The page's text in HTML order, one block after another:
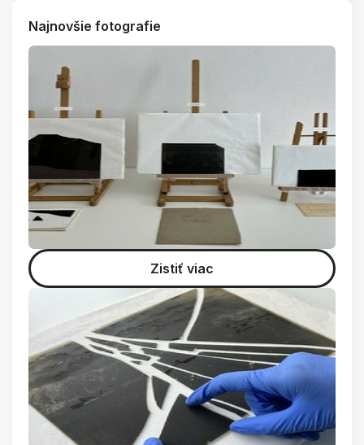
Najnovšie fotografie
Zistiť viac